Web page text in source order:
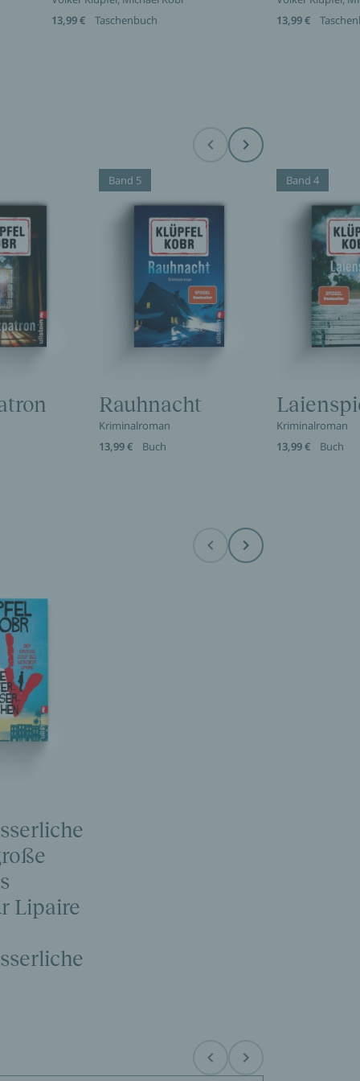
13,99 €
Taschenbuch
13,99 €
Before Next
Band 5
Rauhnacht
Kriminalroman
13,99 €
Buch
Band 4
Kriminalroman
13,99 €
Buch
Before Next
Lipaire
Before Next